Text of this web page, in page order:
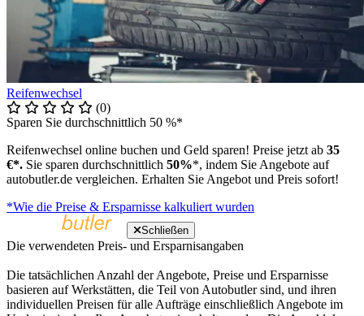
Reifenwechsel
(0)
Sparen Sie durchschnittlich 50 %*
Reifenwechsel online buchen und Geld sparen! Preise jetzt ab 35
€*. Sie sparen durchschnittlich 50%*, indem Sie Angebote auf
autobutler.de vergleichen. Erhalten Sie Angebot und Preis sofort!
*Wie die Preise & Ersparnisse kalkuliert wurden
Schließen
Die verwendeten Preis- und Ersparnisangaben
Die tatsächlichen Anzahl der Angebote, Preise und Ersparnisse
basieren auf Werkstätten, die Teil von Autobutler sind, und ihren
individuellen Preisen für alle Aufträge einschließlich Angebote im